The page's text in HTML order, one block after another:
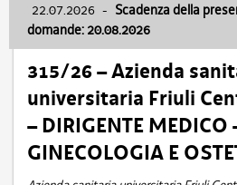
22.07.2026 - Scadenza della
domande: 20.08.2026
315/26 – Azienda
universitaria Friuli
– DIRIGENTE
GINECOLOGIA E